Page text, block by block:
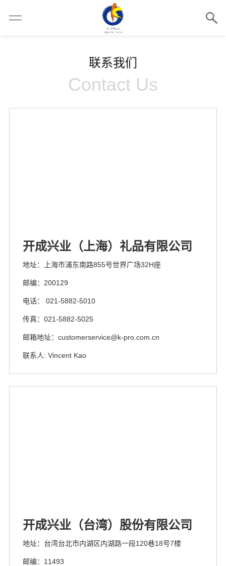
联系我们
Contact Us
开成兴业（上海）礼品有限公司
地址：上海市浦东南路855号世界广场32H座
邮编：200129
电话： 021-5882-5010
传真：021-5882-5025
邮箱地址：customerservice@k-pro.com.cn
联系人: Vincent Kao
开成兴业（台湾）股份有限公司
地址：台湾台北市内湖区内湖路一段120巷18号7楼
邮编：11493